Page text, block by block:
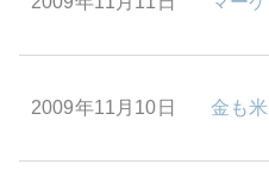
2009年11月10日 金も